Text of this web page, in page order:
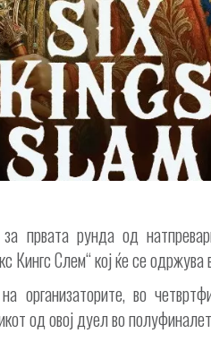
првата рунда од
Кингс Слем“ кој ќе се
организаторите, во
од овој дуел во